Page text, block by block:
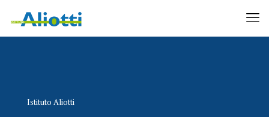
Istituto Aliotti